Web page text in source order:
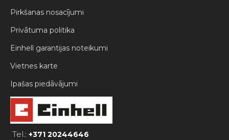
Pirkšanas nosacījumi
Privātuma politika
Einhell garantijas noteikumi
Vietnes karte
Ipašas piedāvājumi
Tel.: +371 20244646